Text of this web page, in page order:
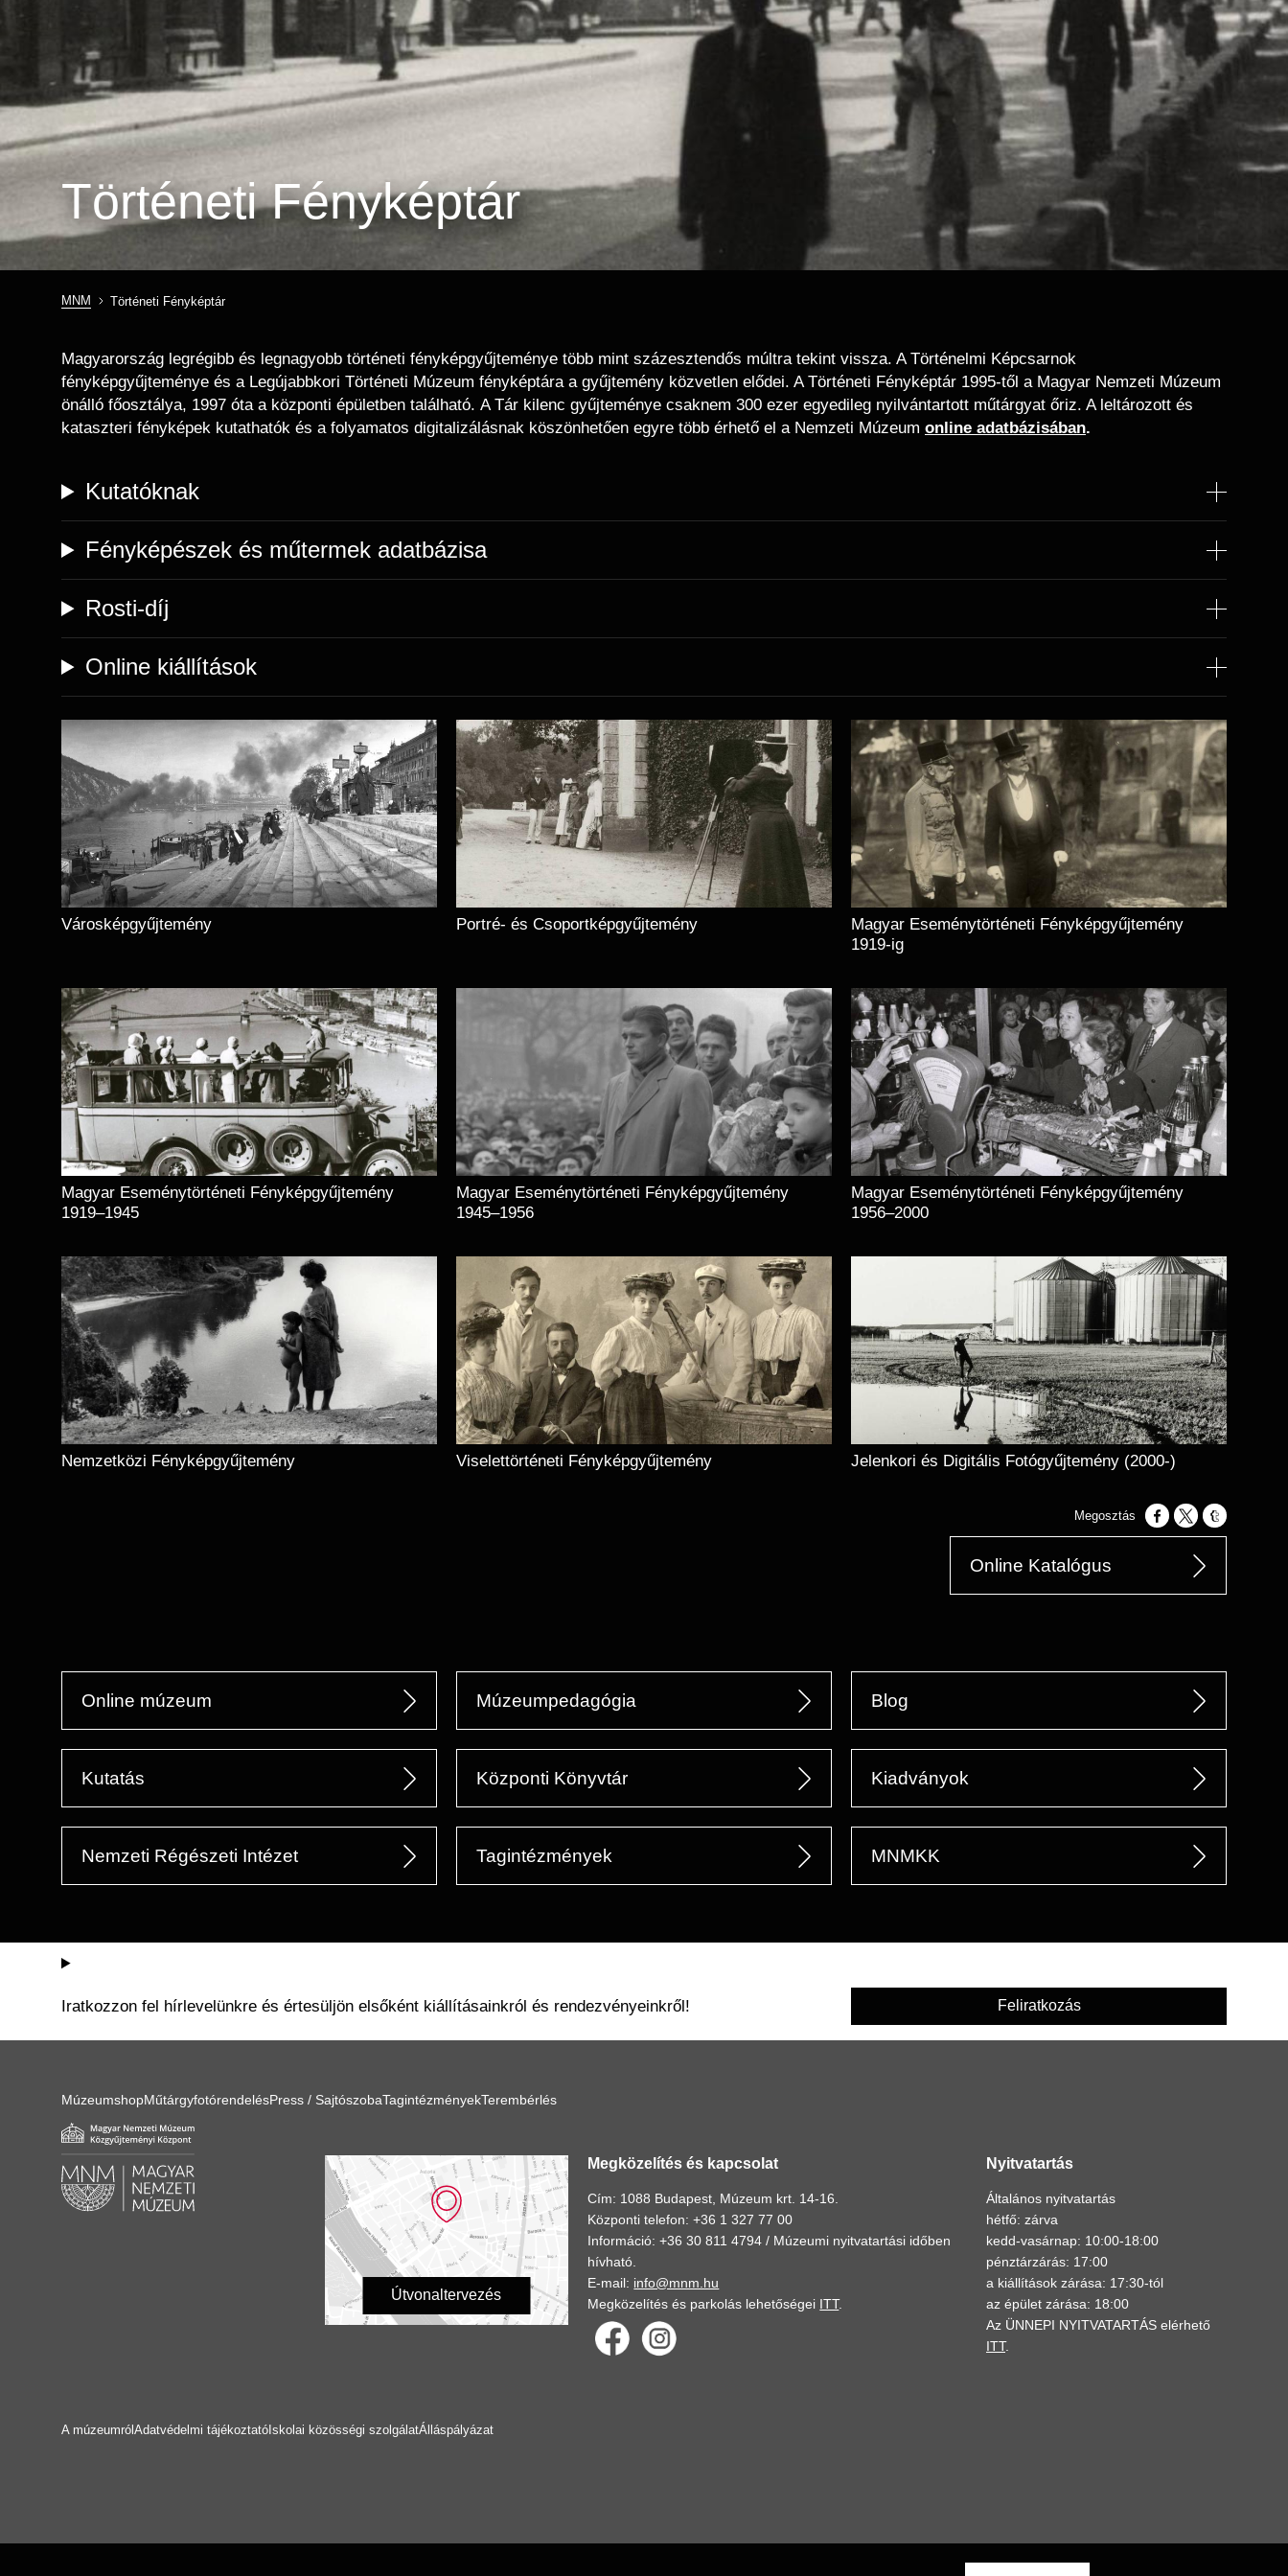
Történeti Fényképtár
Morzsa
MNM Történeti Fényképtár
Magyarország legrégibb és legnagyobb történeti fényképgyűjteménye több mint százesztendős múltra tekint vissza. A Történelmi Képcsarnok
fényképgyűjteménye és a Legújabbkori Történeti Múzeum fényképtára a gyűjtemény közvetlen elődei. A Történeti Fényképtár 1995-től a Magyar Nemzeti Múzeum
önálló főosztálya, 1997 óta a központi épületben található. A Tár kilenc gyűjteménye csaknem 300 ezer egyedileg nyilvántartott műtárgyat őriz. A leltározott és
kataszteri fényképek kutathatók és a folyamatos digitalizálásnak köszönhetően egyre több érhető el a Nemzeti Múzeum online adatbázisában.
Kutatóknak
Fényképészek és műtermek adatbázisa
Rosti-díj
Online kiállítások
Városképgyűjtemény Portré- és Csoportképgyűjtemény
Magyar Eseménytörténeti Fényképgyűjtemény
1919-ig
Magyar Eseménytörténeti Fényképgyűjtemény
1919–1945
Magyar Eseménytörténeti Fényképgyűjtemény
1945–1956
Magyar Eseménytörténeti Fényképgyűjtemény
1956–2000
Nemzetközi Fényképgyűjtemény Viselettörténeti Fényképgyűjtemény Jelenkori és Digitális Fotógyűjtemény (2000-)
Opens in a new window
Opens in a new
Opens in a
Online Katalógus
Online múzeum Múzeumpedagógia Blog
Kutatás Központi Könyvtár Kiadványok
Nemzeti Régészeti Intézet Tagintézmények MNMKK
Iratkozzon fel hírlevelünkre és értesüljön elsőként kiállításainkról és rendezvényeinkről! Feliratkozás
MúzeumshopMűtárgyfotórendelésPress / SajtószobaTagintézményekTerembérlés
Útvonaltervezés
Megközelítés és kapcsolat
Cím: 1088 Budapest, Múzeum krt. 14-16.
Központi telefon: +36 1 327 77 00
Információ: +36 30 811 4794 / Múzeumi nyitvatartási időben
hívható.
E-mail: info@mnm.hu
Megközelítés és parkolás lehetőségei ITT.
Nyitvatartás
Általános nyitvatartás
hétfő: zárva
kedd-vasárnap: 10:00-18:00
pénztárzárás: 17:00
a kiállítások zárása: 17:30-tól
az épület zárása: 18:00
Az ÜNNEPI NYITVATARTÁS elérhető
ITT.
A múzeumról Adatvédelmi tájékoztató Iskolai közösségi szolgálatÁlláspályázat